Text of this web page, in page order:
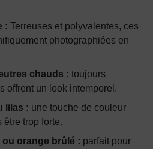
: Terreuses et polyvalentes, ces
photographiées en
chauds : toujours
offrent un look intemporel.
lilas : une touche de couleur
trop forte.
ou orange brûlé : parfait pour